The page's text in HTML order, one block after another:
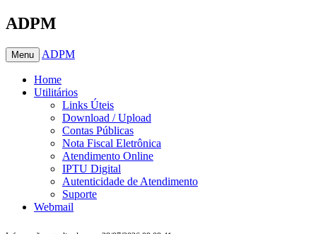
ADPM
Menu ADPM
Home
Utilitários
Links Úteis
Download / Upload
Contas Públicas
Nota Fiscal Eletrônica
Atendimento Online
IPTU Digital
Autenticidade de Atendimento
Suporte
Webmail